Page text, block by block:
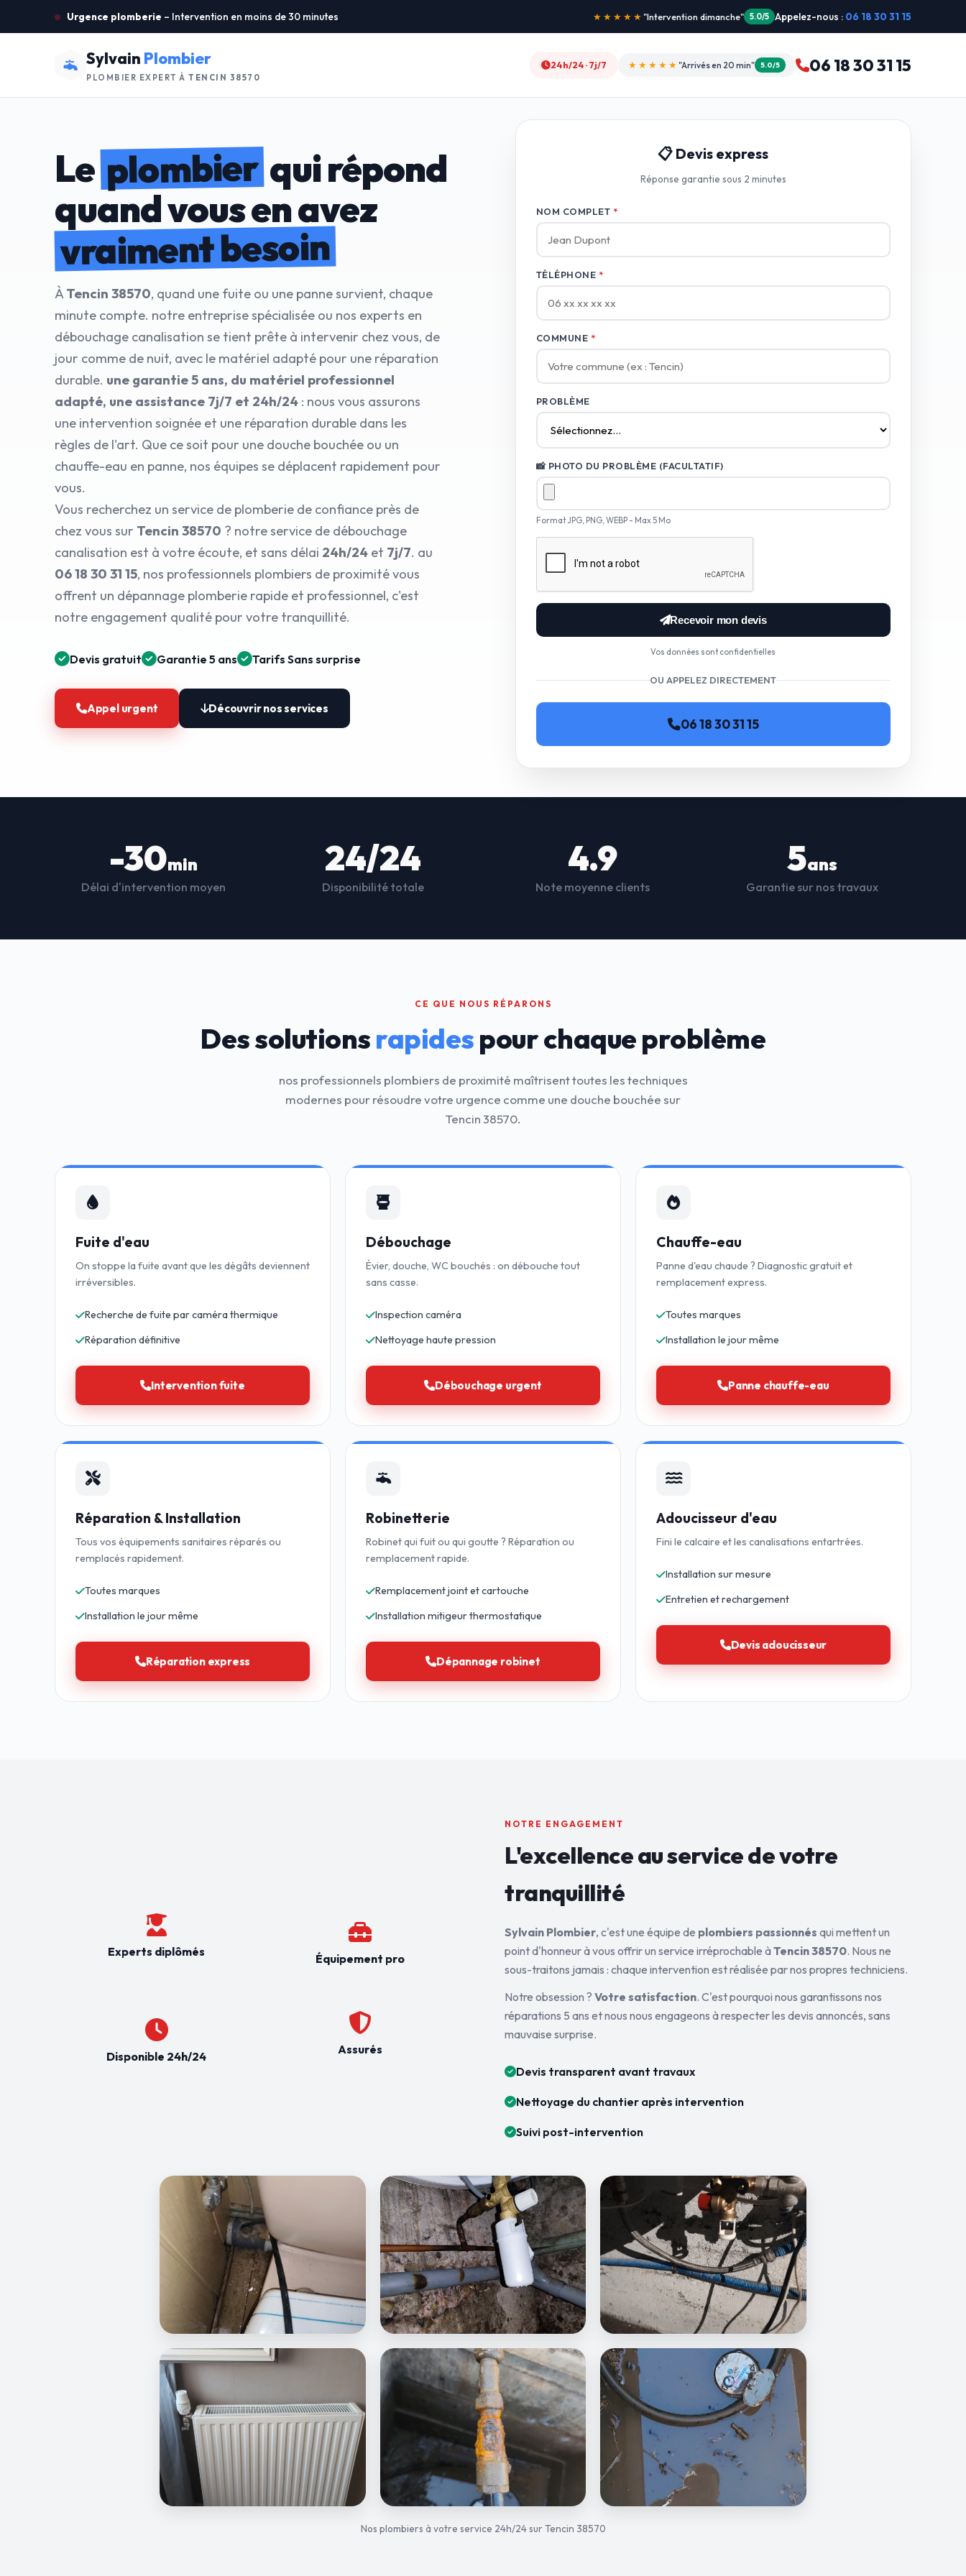
Urgence plomberie – Intervention en moins de 30 minutes ★★★★★"Je recommande !" 4.9/5 Appelez-nous : 06 18 30 31 15
Sylvain Plombier
PLOMBIER EXPERT À TENCIN 38570
24h/24 · 7j/7 ★★★★☆"Devis gratuit" 4.8/5 06 18 30 31 15
Leplombierqui répond
quand vous en avez
vraiment besoin
ÀTencin 38570, quand une fuite ou une panne survient, chaque
minute compte. notre entreprise spécialisée ou nos experts en
débouchage canalisation se tient prête à intervenir chez vous, de
jour comme de nuit, avec le matériel adapté pour une réparation
durable. une garantie 5 ans, du matériel professionnel
adapté, une assistance 7j/7 et 24h/24 : nous vous assurons
une intervention soignée et une réparation durable dans les
règles de l'art. Que ce soit pour une douche bouchée ou un
chauffe-eau en panne, nos équipes se déplacent rapidement pour
vous.
Vous recherchez un service de plomberie de confiance près de
chez vous sur Tencin 38570 ? notre service de débouchage
canalisation est à votre écoute, et sans délai 24h/24 et 7j/7. au
06 18 30 31 15, nos professionnels plombiers de proximité vous
offrent un dépannage plomberie rapide et professionnel, c'est
notre engagement qualité pour votre tranquillité.
Devis gratuit Garantie 5 ans Tarifs Sans surprise
Appel urgent Découvrir nos services
📋 Devis express
Réponse garantie sous 2 minutes
NOM COMPLET *
TÉLÉPHONE *
COMMUNE *
PROBLÈME
📸 PHOTO DU PROBLÈME (FACULTATIF)
Format JPG, PNG, WEBP - Max 5 Mo
Recevoir mon devis
Vos données sont confidentielles
OU APPELEZ DIRECTEMENT
06 18 30 31 15
-30min
Délai d'intervention moyen
24/24
Disponibilité totale
4.9
Note moyenne clients
5ans
Garantie sur nos travaux
CE QUE NOUS RÉPARONS
Des solutionsrapidespour chaque problème
nos professionnels plombiers de proximité maîtrisent toutes les techniques
modernes pour résoudre votre urgence comme une douche bouchée sur
Tencin 38570.
Fuite d'eau
On stoppe la fuite avant que les dégâts deviennent
irréversibles.
Recherche de fuite par caméra thermique
Réparation définitive
Intervention fuite
Débouchage
Évier, douche, WC bouchés : on débouche tout
sans casse.
Inspection caméra
Nettoyage haute pression
Débouchage urgent
Chauffe-eau
Panne d'eau chaude ? Diagnostic gratuit et
remplacement express.
Toutes marques
Installation le jour même
Panne chauffe-eau
Réparation & Installation
Tous vos équipements sanitaires réparés ou
remplacés rapidement.
Toutes marques
Installation le jour même
Réparation express
Robinetterie
Robinet qui fuit ou qui goutte ? Réparation ou
remplacement rapide.
Remplacement joint et cartouche
Installation mitigeur thermostatique
Dépannage robinet
Adoucisseur d'eau
Fini le calcaire et les canalisations entartrées.
Installation sur mesure
Entretien et rechargement
Devis adoucisseur
Experts diplômés
Disponible 24h/24
Équipement pro
Assurés
NOTRE ENGAGEMENT
L'excellence au service devotre
tranquillité
Sylvain Plombier, c'est une équipe de plombiers passionnés qui mettent un
point d'honneur à vous offrir un service irréprochable àTencin 38570. Nous ne
sous-traitons jamais : chaque intervention est réalisée par nos propres techniciens.
Notre obsession ? Votre satisfaction. C'est pourquoi nous garantissons nos
réparations 5 ans et nous nous engageons à respecter les devis annoncés, sans
mauvaise surprise.
Devis transparent avant travaux
Nettoyage du chantier après intervention
Suivi post-intervention
Nos plombiers à votre service 24h/24 sur Tencin 38570